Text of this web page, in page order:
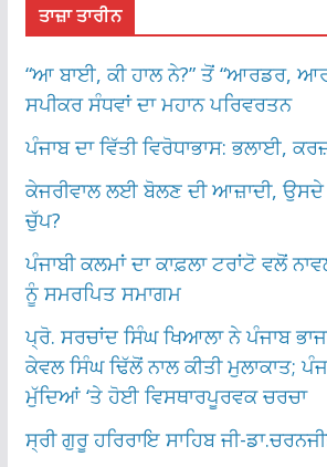
ਤਾਜ਼ਾ ਤਾਰੀਨ
“ਆ ਬਾਈ, ਕੀ ਹਾਲ ਨੇ?” ਤੋਂ “ਆਰਡਰ,
ਸਪੀਕਰ ਸੰਧਵਾਂ ਦਾ ਮਹਾਨ ਪਰਿਵਰਤਨ
ਪੰਜਾਬ ਦਾ ਵਿੱਤੀ ਵਿਰੋਧਾਭਾਸ: ਭਲਾਈ,
ਕੇਜਰੀਵਾਲ ਲਈ ਬੋਲਣ ਦੀ ਆਜ਼ਾਦੀ,
ਚੁੱਪ?
ਪੰਜਾਬੀ ਕਲਮਾਂ ਦਾ ਕਾਫ਼ਲਾ ਟਰਾਂਟੋ ਵਲੋਂ
ਨੂੰ ਸਮਰਪਿਤ ਸਮਾਗਮ
ਪ੍ਰੋ. ਸਰਚਾਂਦ ਸਿੰਘ ਖਿਆਲਾ ਨੇ ਪੰਜਾਬ
ਕੇਵਲ ਸਿੰਘ ਢਿੱਲੋਂ ਨਾਲ ਕੀਤੀ ਮੁਲਾਕਾਤ;
ਮੁੱਦਿਆਂ ‘ਤੇ ਹੋਈ ਵਿਸਥਾਰਪੂਰਵਕ ਚਰਚਾ
ਸ੍ਰੀ ਗੁਰੂ ਹਰਿਰਾਇ ਸਾਹਿਬ ਜੀ-